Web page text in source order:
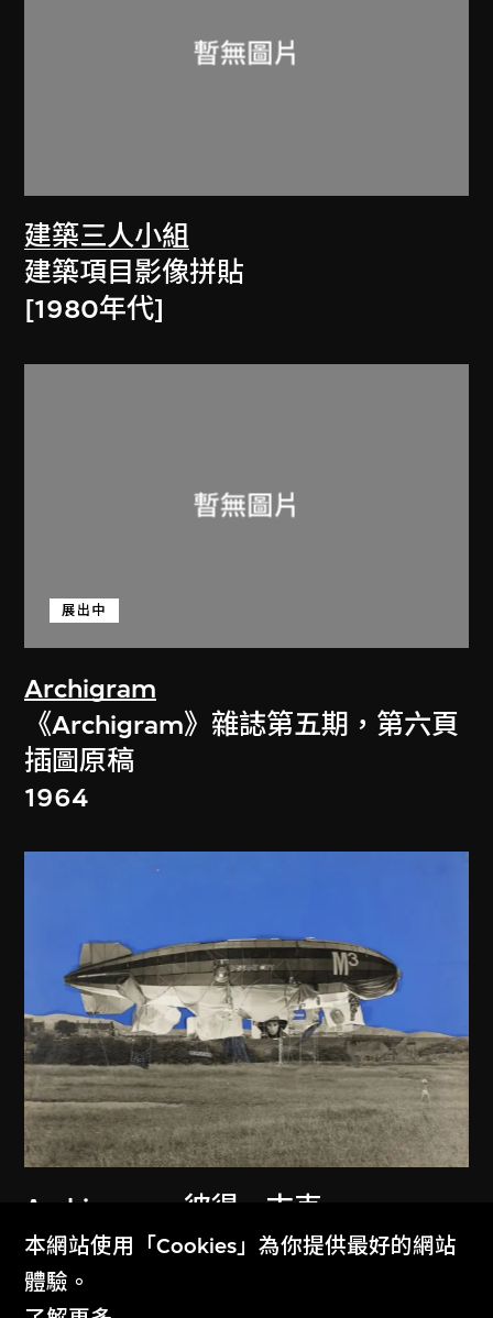
建築三人小組
建築項目影像拼貼
[1980年代]
Archigram
展出中
《Archigram》雜誌第五期，第六頁
插圖原稿
1964
Archigram
彼得．古克
「即時城市」飛船與拼貼圖
1968
本網站使用「Cookies」為你提供最好的網站
體驗。